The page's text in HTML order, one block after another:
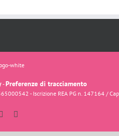
-Preferenze di tracciamento
- Iscrizione REA PG n. 147164 /
Instagram